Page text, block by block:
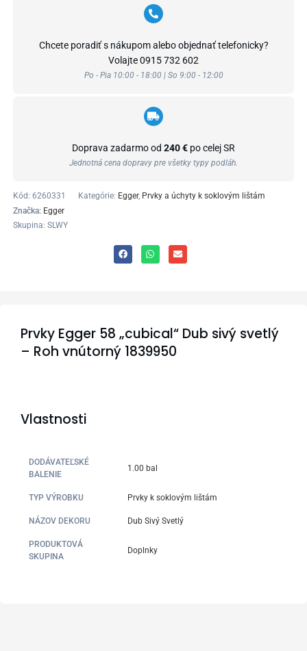
Chcete poradiť s nákupom alebo objednať telefonicky?
Volajte0915 732 602
Po - Pia 10:00 - 18:00 | So 9:00 - 12:00
Doprava zadarmo od 240 € po celej SR
Jednotná cena dopravy pre všetky typy podláh.
Kód: 6260331 Kategórie: Egger, Prvky a úchyty k soklovým lištám
Značka: Egger
Skupina: SLWY
Prvky Egger 58 „cubical“ Dub sivý svetlý
– Roh vnútorný 1839950
Vlastnosti
DODÁVATEĽSKÉ
BALENIE
1.00 bal
TYP VÝROBKU Prvky k soklovým lištám
NÁZOV DEKORU Dub Sivý Svetlý
PRODUKTOVÁ
SKUPINA
Doplnky